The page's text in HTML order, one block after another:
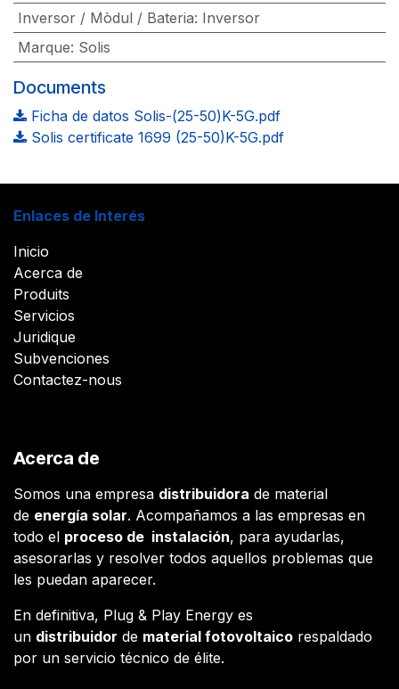
Inversor / Mòdul / Bateria: Inversor
Marque: Solis
Documents
Ficha de datos Solis-(25-50)K-5G.pdf
Solis certificate 1699 (25-50)K-5G.pdf
Enlaces de Interés
Inicio
Acerca de
Produits
Servicios
Juridique
Subvenciones
Contactez-nous
Acerca de
Somos una empresa distribuidora de material
de energía solar. Acompañamos a las empresas en
todo el proceso de instalación, para ayudarlas,
asesorarlas y resolver todos aquellos problemas que
les puedan aparecer.
En definitiva, Plug & Play Energy es
un distribuidor de material fotovoltaico respaldado
por un servicio técnico de élite.